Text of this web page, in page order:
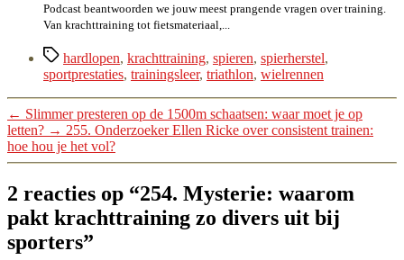
Podcast beantwoorden we jouw meest prangende vragen over training.
Van krachttraining tot fietsmateriaal,...
Tagshardlopen, krachttraining, spieren, spierherstel,
sportprestaties, trainingsleer, triathlon, wielrennen
← Slimmer presteren op de 1500m schaatsen: waar moet je op
letten? → 255. Onderzoeker Ellen Ricke over consistent trainen:
hoe hou je het vol?
2 reacties op “254. Mysterie: waarom
pakt krachttraining zo divers uit bij
sporters”